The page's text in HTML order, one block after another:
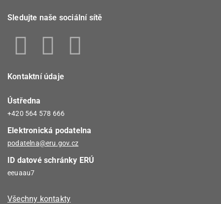
Sledujte naše sociální sítě
Kontaktní údaje
Ústředna
+420 564 578 666
Elektronická podatelna
podatelna@eru.gov.cz
ID datové schránky ERÚ
eeuaau7
Všechny kontakty